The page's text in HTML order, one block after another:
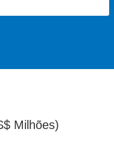
Milhões)